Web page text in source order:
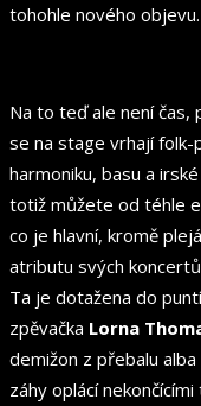
tohohle nového objevu.
Na to teď ale není čas,
se na stage vrhají folk-
harmoniku, basu a
totiž můžete od téhle
co je hlavní, kromě
atributu svých
Ta je dotažena do
zpěvačka Lorna
demižon z přebalu alba
záhy oplácí